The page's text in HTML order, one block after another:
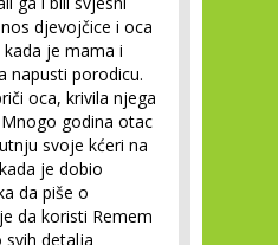
djevojčice i oca
je mama i
napusti porodicu.
oca, krivila njega
godina otac
svoje kćeri na
je dobio
da piše o
da koristi Remem
svih detalja